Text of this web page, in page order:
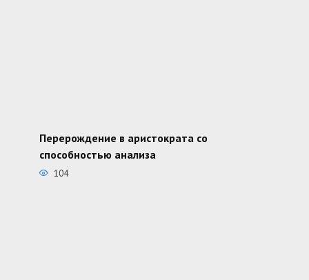
Перерождение в аристократа со
способностью анализа
104